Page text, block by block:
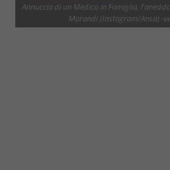
Annuccia di un Medico in Famiglia,
Morandi (Instagram/Ansa) -